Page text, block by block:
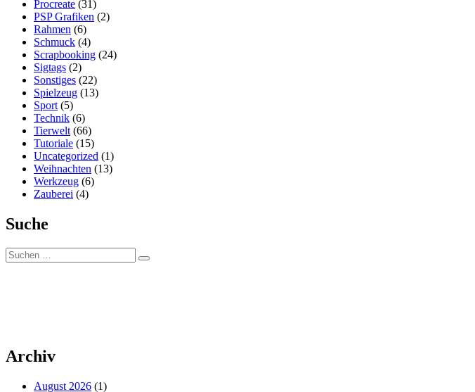
Procreate (31)
PSP Grafiken (2)
Rahmen (6)
Schmuck (4)
Scrapbooking (24)
Sigtags (2)
Sonstiges (22)
Spielzeug (13)
Sport(5)
Technik (6)
Tierwelt(66)
Tutoriale (15)
Uncategorized (1)
Weihnachten (13)
Werkzeug (6)
Zauberei (4)
Suche
Suchen
nach:
Suchen
Archiv
August 2026 (1)